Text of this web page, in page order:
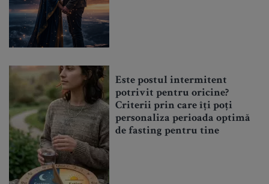
Este postul intermitent
potrivit pentru oricine?
Criterii prin care îți poți
personaliza perioada optimă
de fasting pentru tine